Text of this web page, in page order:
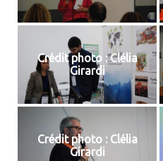
Crédit photo : Clélia
Girardi
Crédit photo : Clélia
Girardi